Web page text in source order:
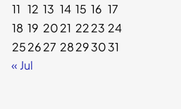
11 12 13 14 15 16 17
18 19 2021 2223 24
252627 28293031
« Jul